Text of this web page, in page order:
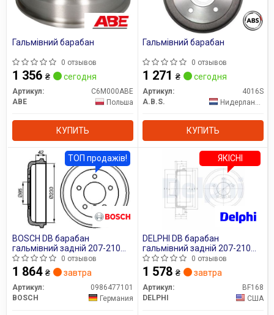
Гальмівний барабан
0 отзывов
1 356 ₴ сегодня
Артикул:
C6M000ABE
ABE
Польша
КУПИТЬ
Гальмівний барабан
0 отзывов
1 271 ₴ сегодня
Артикул:
4016S
A.B.S.
Нидерланды
КУПИТЬ
BOSCH DB барабан
гальмівний задній 207-210
230X42
0 отзывов
1 864 ₴ завтра
Артикул:
0986477101
BOSCH
Германия
ТОП продажів!
DELPHI DB барабан
гальмівний задній 207-210
230X42
0 отзывов
1 578 ₴ завтра
Артикул:
BF168
DELPHI
США
ЯКІСНІ